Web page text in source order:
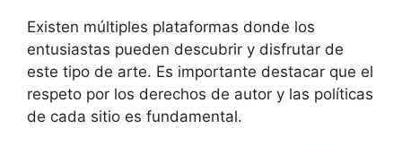
Existen múltiples plataformas donde los
entusiastas pueden descubrir y disfrutar de
este tipo de arte. Es importante destacar que el
respeto por los derechos de autor y las políticas
de cada sitio es fundamental.